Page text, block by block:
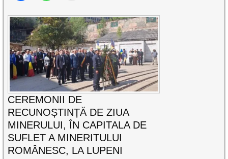
CEREMONII DE
RECUNOȘTINȚĂ DE ZIUA
MINERULUI, ÎN CAPITALA DE
SUFLET A MINERITULUI
ROMÂNESC, LA LUPENI